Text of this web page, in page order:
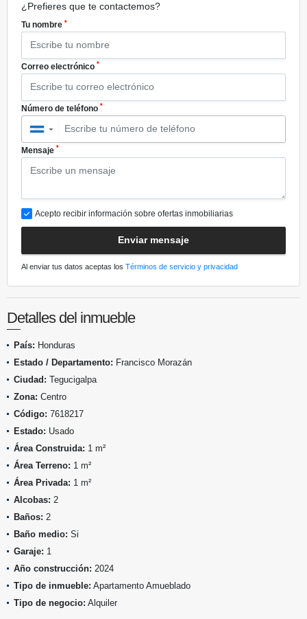
¿Prefieres que te contactemos?
Tu nombre *
Correo electrónico *
Número de teléfono *
▼
Mensaje *
Acepto recibir información sobre ofertas inmobiliarias
Enviar mensaje
Al enviar tus datos aceptas los Términos de servicio y privacidad
Detalles del inmueble
País: Honduras
Estado / Departamento: Francisco Morazán
Ciudad: Tegucigalpa
Zona: Centro
Código: 7618217
Estado: Usado
Área Construida: 1 m²
Área Terreno: 1 m²
Área Privada: 1 m²
Alcobas: 2
Baños: 2
Baño medio: Si
Garaje: 1
Año construcción: 2024
Tipo de inmueble: Apartamento Amueblado
Tipo de negocio: Alquiler